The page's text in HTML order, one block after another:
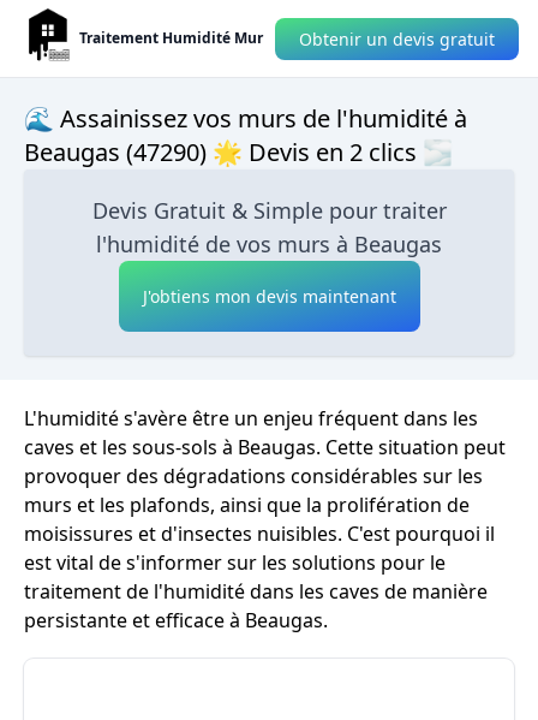
Traitement Humidité Mur Obtenir un devis gratuit
🌊 Assainissez vos murs de l'humidité à
Beaugas (47290) 🌟 Devis en 2 clics 🌫
Devis Gratuit & Simple pour traiter
l'humidité de vos murs à Beaugas
J'obtiens mon devis maintenant
L'humidité s'avère être un enjeu fréquent dans les
caves et les sous-sols à Beaugas. Cette situation peut
provoquer des dégradations considérables sur les
murs et les plafonds, ainsi que la prolifération de
moisissures et d'insectes nuisibles. C'est pourquoi il
est vital de s'informer sur les solutions pour le
traitement de l'humidité dans les caves de manière
persistante et efficace à Beaugas.